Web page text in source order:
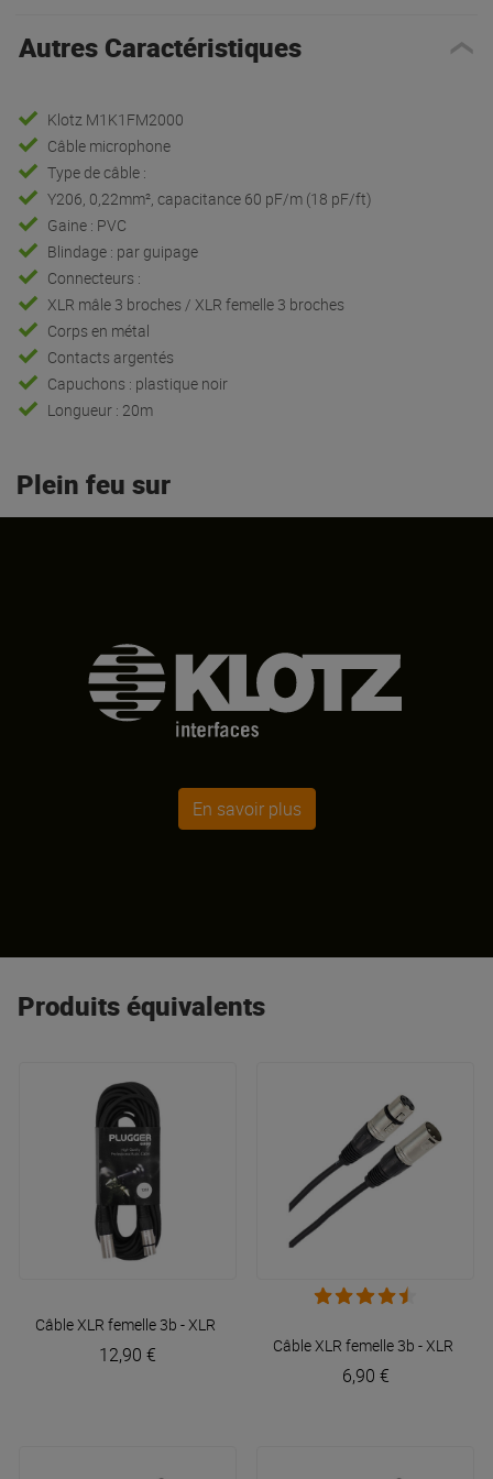
Autres Caractéristiques
Klotz M1K1FM2000
Câble microphone
Type de câble :
Y206, 0,22mm², capacitance 60 pF/m (18 pF/ft)
Gaine : PVC
Blindage : par guipage
Connecteurs :
XLR mâle 3 broches / XLR femelle 3 broches
Corps en métal
Contacts argentés
Capuchons : plastique noir
Longueur : 20m
Plein feu sur
En savoir plus
Produits équivalents
Câble XLR femelle 3b - XLR mâle 3b 10m Easy
12,90 € Câble XLR femelle 3b - XLR
6,90 €